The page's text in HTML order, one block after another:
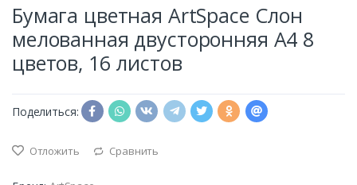
Бумага цветная ArtSpace Слон
мелованная двусторонняя А4 8
цветов, 16 листов
Поделиться:
Отложить Сравнить